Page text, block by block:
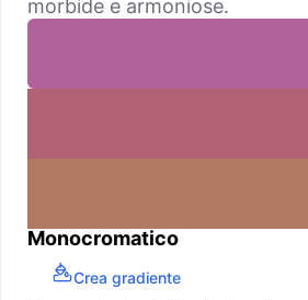
morbide e armoniose.
Monocromatico
Crea gradiente